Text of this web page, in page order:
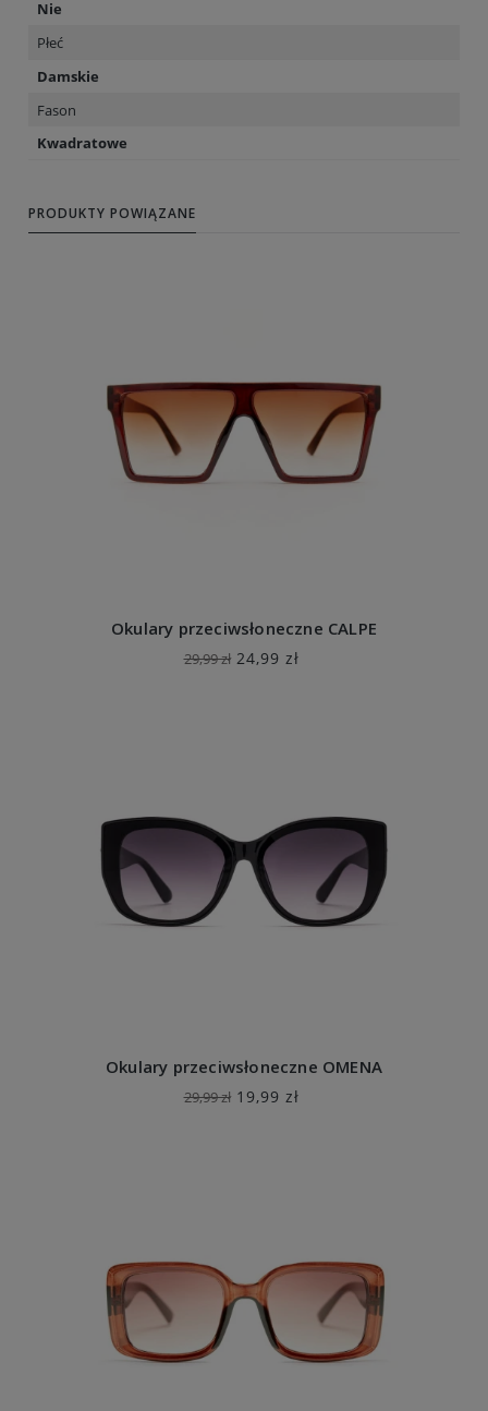
Nie
Płeć
Damskie
Fason
Kwadratowe
PRODUKTY POWIĄZANE
Okulary przeciwsłoneczne CALPE
24,99 zł
29,99 zł
Okulary przeciwsłoneczne OMENA
19,99 zł
29,99 zł